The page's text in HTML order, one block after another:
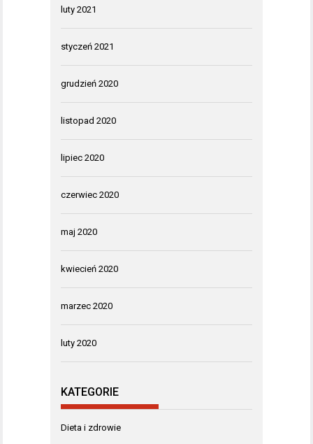
luty 2021
styczeń 2021
grudzień 2020
listopad 2020
lipiec 2020
czerwiec 2020
maj 2020
kwiecień 2020
marzec 2020
luty 2020
KATEGORIE
Dieta i zdrowie